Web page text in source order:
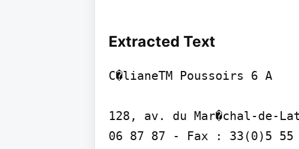
Extracted Text
C�lianeTM Poussoirs 6 A
128, av. du Mar�chal-de-
06 87 87 - Fax : 33(0)5 55